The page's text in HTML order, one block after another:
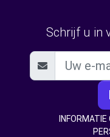
Schrijf u in
INFORMATIE